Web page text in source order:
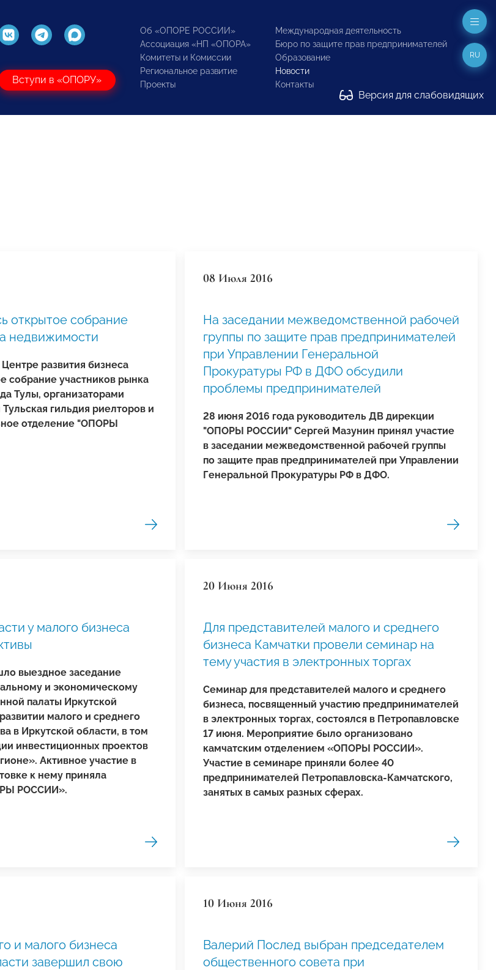
Вступи в «ОПОРУ»
Об «ОПОРЕ РОССИИ»
Ассоциация «НП «ОПОРА»
Комитеты и Комиссии
Региональное развитие
Проекты
Международная деятельность
Бюро по защите прав предпринимателей
Образование
Новости
Контакты
Версия для слабовидящих
RU
открытое собрание
недвижимости
развития бизнеса
собрание участников рынка
Тулы, организаторами
гильдия риелторов и
отделение "ОПОРЫ
08 Июля 2016
На заседании межведомственной рабочей
группы по защите прав предпринимателей
при Управлении Генеральной
Прокуратуры РФ в ДФО обсудили
проблемы предпринимателей
28 июня 2016 года руководитель ДВ дирекции
"ОПОРЫ РОССИИ" Сергей Мазунин принял участие
в заседании межведомственной рабочей группы
по защите прав предпринимателей при Управлении
Генеральной Прокуратуры РФ в ДФО.
у малого бизнеса
выездное заседание
и экономическому
палаты Иркутской
малого и среднего
в Иркутской области, в том
инвестиционных проектов
Активное участие в
к нему приняла
РОССИИ».
20 Июня 2016
Для представителей малого и среднего
бизнеса Камчатки провели семинар на
тему участия в электронных торгах
Семинар для представителей малого и среднего
бизнеса, посвященный участию предпринимателей
в электронных торгах, состоялся в Петропавловске
17 июня. Мероприятие было организовано
камчатским отделением «ОПОРЫ РОССИИ».
Участие в семинаре приняли более 40
предпринимателей Петропавловска-Камчатского,
занятых в самых разных сферах.
и малого бизнеса
завершил свою
10 Июня 2016
Валерий Послед выбран председателем
общественного совета при